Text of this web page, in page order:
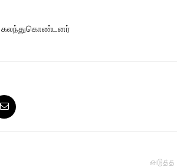
கலந்துகொண்டனர்
அடுத்த